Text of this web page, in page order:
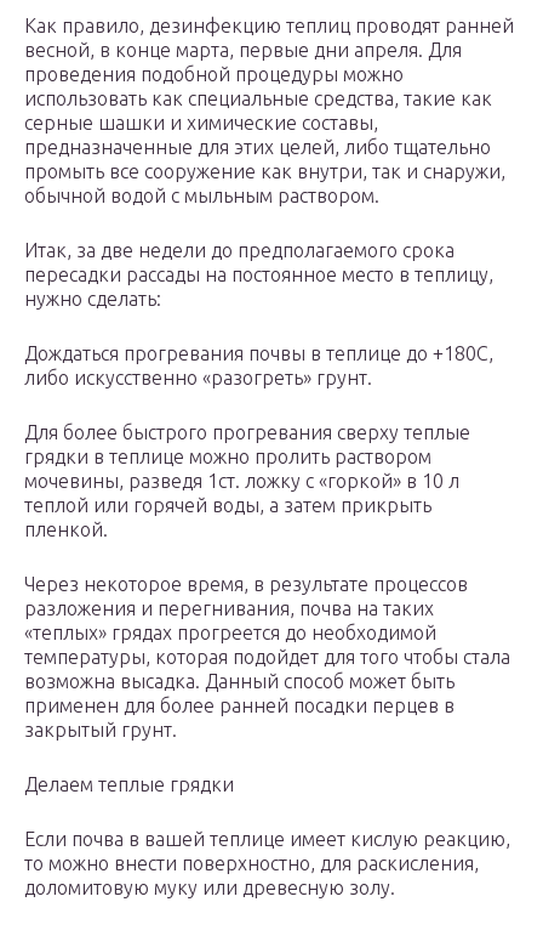
Как правило, дезинфекцию теплиц проводят ранней
весной, в конце марта, первые дни апреля. Для
проведения подобной процедуры можно
использовать как специальные средства, такие как
серные шашки и химические составы,
предназначенные для этих целей, либо тщательно
промыть все сооружение как внутри, так и снаружи,
обычной водой с мыльным раствором.
Итак, за две недели до предполагаемого срока
пересадки рассады на постоянное место в теплицу,
нужно сделать:
Дождаться прогревания почвы в теплице до +180С,
либо искусственно «разогреть» грунт.
Для более быстрого прогревания сверху теплые
грядки в теплице можно пролить раствором
мочевины, разведя 1ст. ложку с «горкой» в 10 л
теплой или горячей воды, а затем прикрыть
пленкой.
Через некоторое время, в результате процессов
разложения и перегнивания, почва на таких
«теплых» грядах прогреется до необходимой
температуры, которая подойдет для того чтобы стала
возможна высадка. Данный способ может быть
применен для более ранней посадки перцев в
закрытый грунт.
Делаем теплые грядки
Если почва в вашей теплице имеет кислую реакцию,
то можно внести поверхностно, для раскисления,
доломитовую муку или древесную золу.